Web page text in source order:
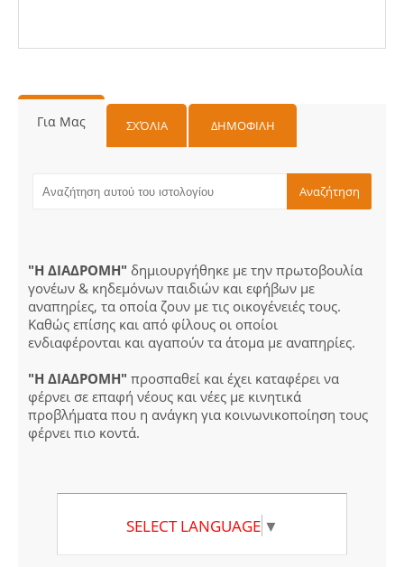
Για Μας ΣΧΌΛΙΑ ΔΗΜΟΦΙΛΗ
"Η ΔΙΑΔΡΟΜΗ" δημιουργήθηκε με την πρωτοβουλία
γονέων & κηδεμόνων παιδιών και εφήβων με
αναπηρίες, τα οποία ζουν με τις οικογένειές τους.
Καθώς επίσης και από φίλους οι οποίοι
ενδιαφέρονται και αγαπούν τα άτομα με αναπηρίες.
"Η ΔΙΑΔΡΟΜΗ" προσπαθεί και έχει καταφέρει να
φέρνει σε επαφή νέους και νέες με κινητικά
προβλήματα που η ανάγκη για κοινωνικοποίηση τους
φέρνει πιο κοντά.
SELECT LANGUAGE ▼